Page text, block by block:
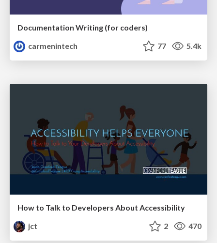
Documentation Writing (for coders)
carmenintech
77 5.4k
How to Talk to Developers About Accessibility
jct
2 470